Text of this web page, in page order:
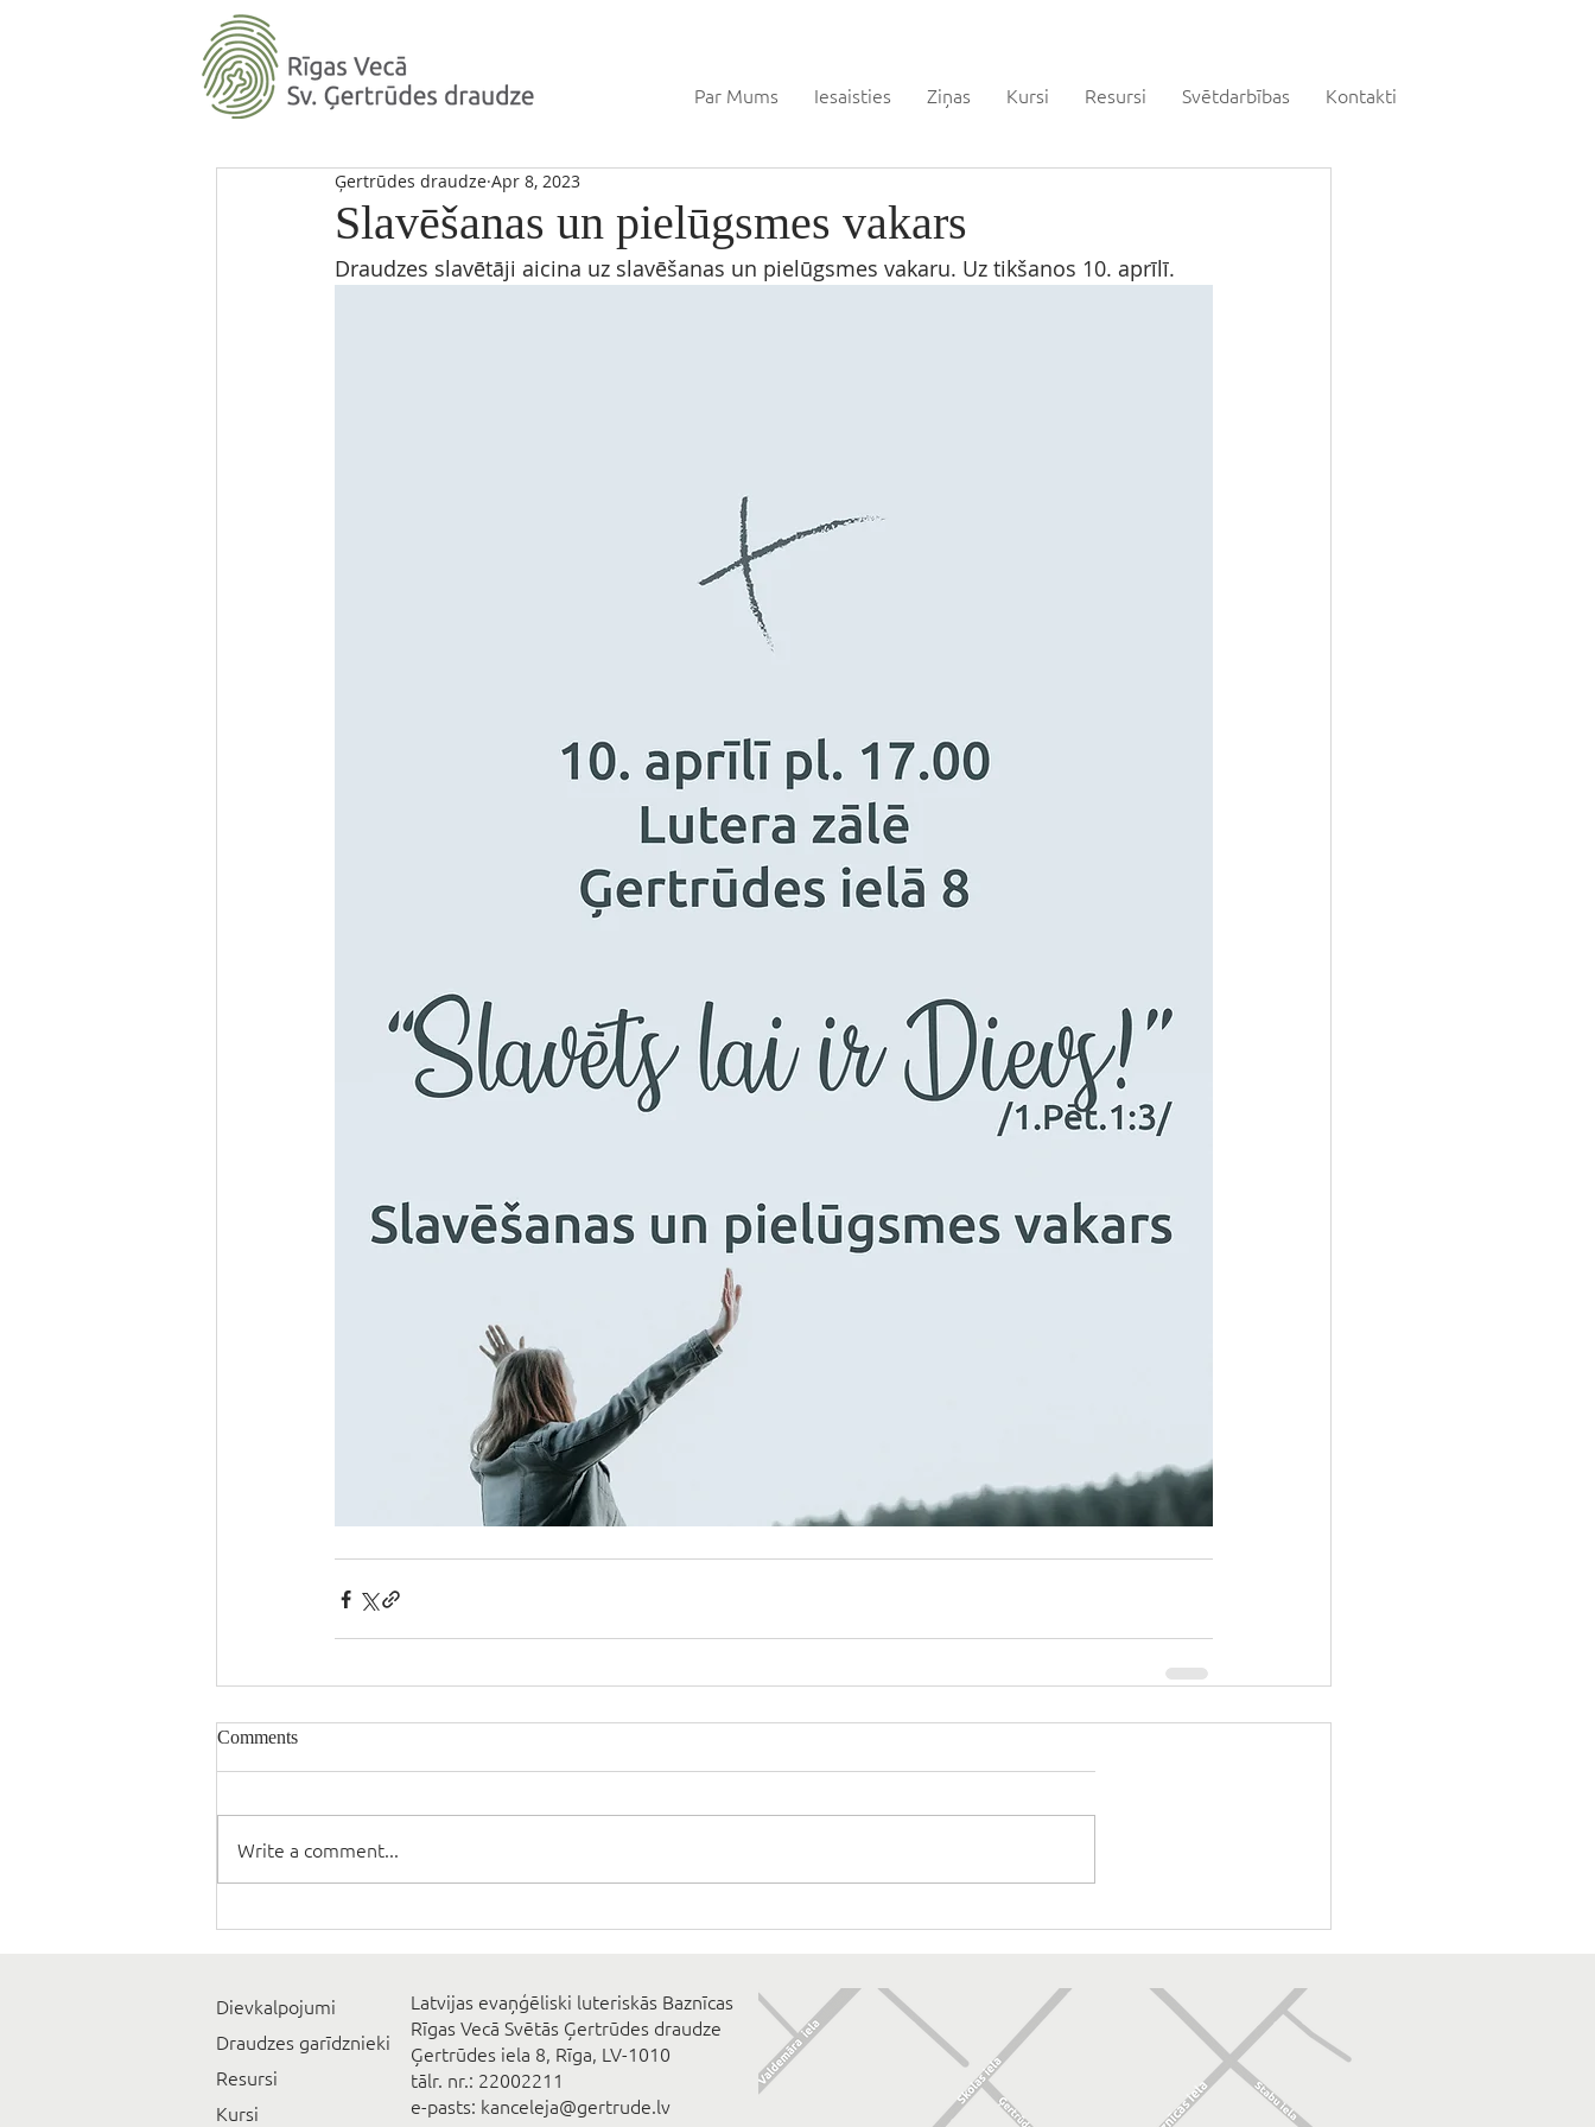
Par Mums Iesaisties Ziņas Kursi Resursi Svētdarbības Kontakti
Slavēšanas un pielūgsmes vakars
Ģertrūdes draudze Apr 8, 2023
Draudzes slavētāji aicina uz slavēšanas un pielūgsmes vakaru. Uz tikšanos 10. aprīlī.
Comments
Write a comment...
Dievkalpojumi
Draudzes garīdznieki
Resursi
Kursi
Latvijas evaņģēliski luteriskās Baznīcas
Rīgas Vecā Svētās Ģertrūdes draudze
Ģertrūdes iela 8, Rīga, LV-1010
tālr. nr.: 22002211
e-pasts: kanceleja@gertrude.lv